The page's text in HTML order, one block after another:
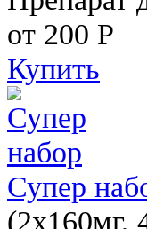
от 200 Р
Купить
Супер
(2х160мг,